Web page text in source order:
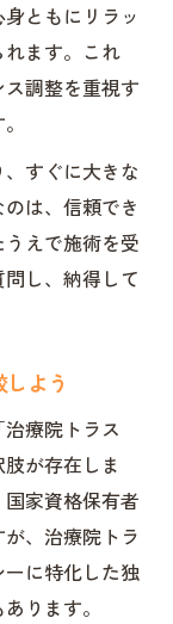
ともにリラッ
ます。これ
調整を重視す
すぐに大きな
は、信頼でき
えで施術を受
し、納得して
よう
療院トラス
が存在しま
家資格保有者
、治療院トラ
に特化した独
ります。